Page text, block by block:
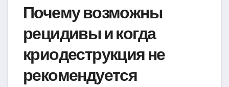
Почему возможны
рецидивы и когда
криодеструкция не
рекомендуется